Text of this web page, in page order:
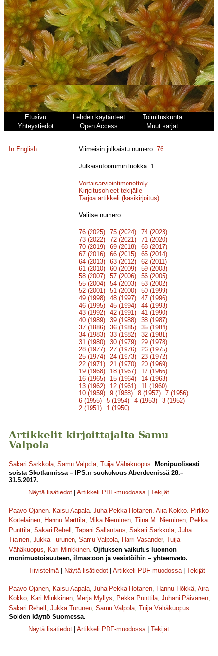
Etusivu Lehden käytänteet
Toimituskunta
Yhteystiedot
Open Access Muut sarjat
In English Viimeisin julkaistu numero:76
Julkaisufoorumin luokka: 1
Vertaisarviointimenettely
Kirjoitusohjeet tekijälle
Tarjoa artikkeli (käsikirjoitus)
Valitse numero:
76 (2025) 75 (2024)
74 (2023)
73 (2022)
72 (2021)
71 (2020)
70 (2019)
69 (2018)
68 (2017)
67 (2016)
66 (2015)
65 (2014)
64 (2013)
63 (2012)
62 (2011)
61 (2010)
60 (2009)
59 (2008)
58 (2007)
57 (2006)
56 (2005)
55 (2004)
54 (2003)
53 (2002)
52 (2001)
51 (2000)
50 (1999)
49 (1998)
48 (1997)
47 (1996)
46 (1995)
45 (1994)
44 (1993)
43 (1992)
42 (1991)
41 (1990)
40 (1989)
39 (1988)
38 (1987)
37 (1986)
36 (1985)
35 (1984)
34 (1983)
33 (1982)
32 (1981)
31 (1980)
30 (1979)
29 (1978)
28 (1977)
27 (1976)
26 (1975)
25 (1974)
24 (1973)
23 (1972)
22 (1971)
21 (1970)
20 (1969)
19 (1968)
18 (1967)
17 (1966)
16 (1965)
15 (1964)
14 (1963)
13 (1962)
12 (1961)
11 (1960)
10 (1959)
9 (1958) 8 (1957)
7 (1956)
6 (1955)
5 (1954) 4 (1953)
3 (1952)
2 (1951)
1 (1950)
Artikkelit kirjoittajalta Samu
Valpola
Sakari Sarkkola, Samu Valpola, Tuija Vähäkuopus. Monipuolisesti
soista Skotlannissa – IPS:n suokokous Aberdeenissä 28.–
31.5.2017.
Näytä lisätiedot
Artikkeli PDF-muodossa| Tekijät
Paavo Ojanen, Kaisu Aapala, Juha-Pekka Hotanen, Aira Kokko, Pirkko
Kortelainen, Hannu Marttila, Mika Nieminen, Tiina M. Nieminen, Pekka
Punttila, Sakari Rehell , Tapani Sallantaus, Sakari Sarkkola, Juha
Tiainen, Jukka Turunen, Samu Valpola, Harri Vasander, Tuija
Vähäkuopus, Kari Minkkinen. Ojituksen vaikutus luonnon
monimuotoisuuteen, ilmastoon ja vesistöihin – yhteenveto.
Tiivistelmä| Näytä lisätiedot Artikkeli PDF-muodossa| Tekijät
Paavo Ojanen, Kaisu Aapala, Juha-Pekka Hotanen, Hannu Hökkä, Aira
Kokko, Kari Minkkinen, Merja Myllys, Pekka Punttila, Juhani Päivänen,
Sakari Rehell , Jukka Turunen, Samu Valpola, Tuija Vähäkuopus.
Soiden käyttö Suomessa.
Näytä lisätiedot
Artikkeli PDF-muodossa| Tekijät